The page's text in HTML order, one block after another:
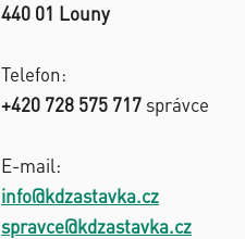
440 01 Louny
Telefon:
+420 728 575 717 správce
E-mail:
info@kdzastavka.cz
spravce@kdzastavka.cz